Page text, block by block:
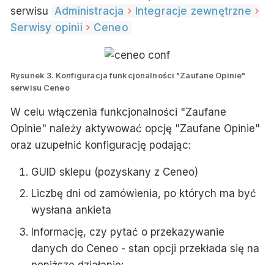
serwisu Administracja
Integracje zewnętrzne
Serwisy opinii
Ceneo
Rysunek 3. Konfiguracja funkcjonalności "Zaufane Opinie"
serwisu Ceneo
W celu włączenia funkcjonalności "Zaufane
Opinie" należy aktywować opcję "Zaufane Opinie"
oraz uzupełnić konfigurację podając:
GUID sklepu (pozyskany z Ceneo)
Liczbę dni od zamówienia, po których ma być
wysłana ankieta
Informację, czy pytać o przekazywanie
danych do Ceneo - stan opcji przekłada się na